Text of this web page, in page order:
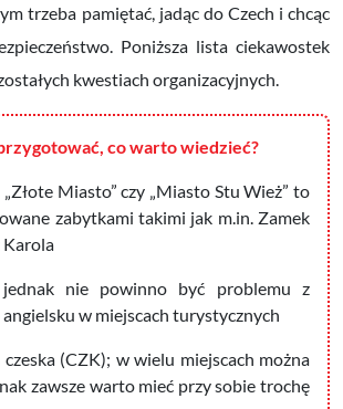
trzeba pamiętać, jadąc do Czech i chcąc
Poniższa lista ciekawostek
kwestiach organizacyjnych.
co warto wiedzieć?
„Złote Miasto” czy „Miasto Stu Wież” to
zabytkami takimi jak m.in. Zamek
Karola
nie powinno być problemu z
w miejscach turystycznych
(CZK); w wielu miejscach można
zawsze warto mieć przy sobie trochę